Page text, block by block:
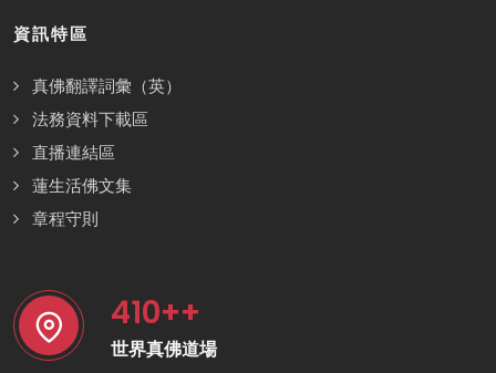
資訊特區
真佛翻譯詞彙（英）
法務資料下載區
直播連結區
蓮生活佛文集
章程守則
410++
世界真佛道場